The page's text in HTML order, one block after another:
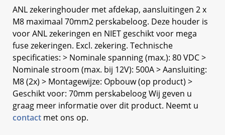
ANL zekeringhouder met afdekap, aansluitingen 2 x
M8 maximaal 70mm2 perskabeloog. Deze houder is
voor ANL zekeringen en NIET geschikt voor mega
fuse zekeringen. Excl. zekering. Technische
specificaties: > Nominale spanning (max.): 80 VDC >
Nominale stroom (max. bij 12V): 500A > Aansluiting:
M8 (2x) > Montagewijze: Opbouw (op product) >
Geschikt voor: 70mm perskabeloog Wij geven u
graag meer informatie over dit product. Neemt u
contact met ons op.